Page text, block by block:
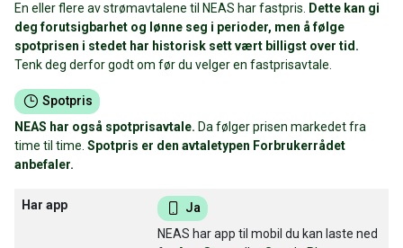
En eller flere av strømavtalene til NEAS har fastpris. Dette kan gi
deg forutsigbarhet og lønne seg i perioder, men å følge
spotprisen i stedet har historisk sett vært billigst over tid.
Tenk deg derfor godt om før du velger en fastprisavtale.
Spotpris
NEAS har også spotprisavtale. Da følger prisen markedet fra
time til time. Spotpris er den avtaletypen Forbrukerrådet
anbefaler.
Har app
Ja
NEAS har app til mobil du kan laste ned